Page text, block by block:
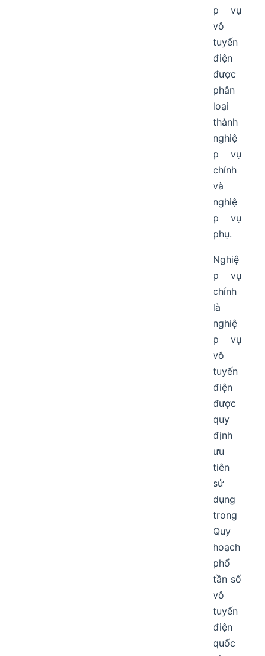
p vụ
vô
tuyến
điện
được
phân
loại
thành
nghiệ
p vụ
chính
và
nghiệ
p vụ
phụ.
Nghiệ
p vụ
chính
là
nghiệ
p vụ
vô
tuyến
điện
được
quy
định
ưu
tiên
sử
dụng
trong
Quy
hoạch
phổ
tần số
vô
tuyến
điện
quốc